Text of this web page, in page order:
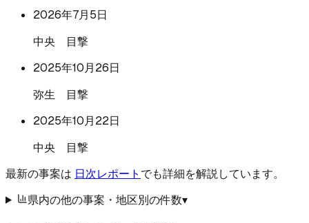
2026年7月5日
中央 目撃
2025年10月26日
弥生 目撃
2025年10月22日
中央 目撃
最新の事案は 日次レポート でも詳細を解説しています。
県内の他の事案・地区別の件数▾